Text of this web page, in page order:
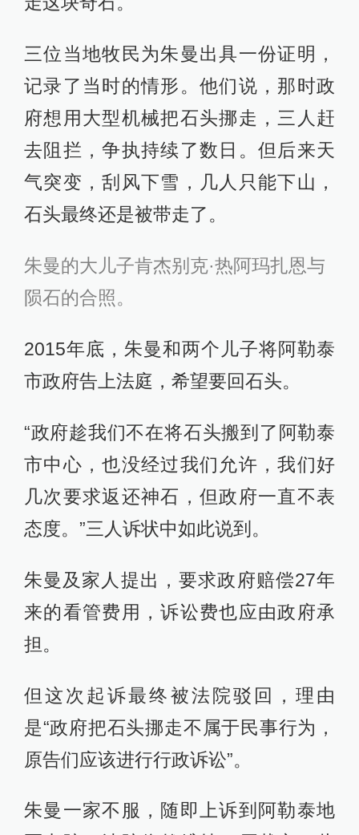
三位当地牧民为朱曼出具一份证明，
记录了当时的情形。他们说，那时政
府想用大型机械把石头挪走，三人赶
去阻拦，争执持续了数日。但后来天
气突变，刮风下雪，几人只能下山，
石头最终还是被带走了。
朱曼的大儿子肯杰别克·热阿玛扎恩与
陨石的合照。
2015年底，朱曼和两个儿子将阿勒泰
市政府告上法庭，希望要回石头。
“政府趁我们不在将石头搬到了阿勒泰
市中心，也没经过我们允许，我们好
几次要求返还神石，但政府一直不表
态度。”三人诉状中如此说到。
朱曼及家人提出，要求政府赔偿27年
来的看管费用，诉讼费也应由政府承
担。
但这次起诉最终被法院驳回，理由
是“政府把石头挪走不属于民事行为，
原告们应该进行行政诉讼”。
朱曼一家不服，随即上诉到阿勒泰地